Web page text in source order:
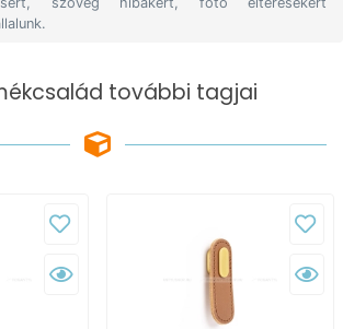
további tagjai